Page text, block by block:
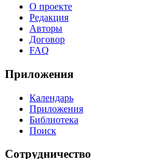
О проекте
Редакция
Авторы
Договор
FAQ
Приложения
Календарь
Приложения
Библиотека
Поиск
Сотрудничество